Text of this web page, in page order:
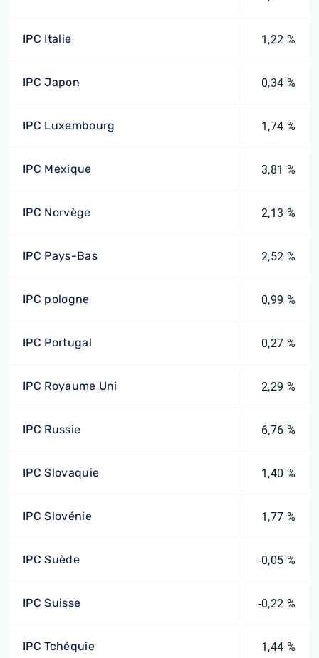
IPC Italie 1,22 %
IPC Japon 0,34 %
IPC Luxembourg 1,74 %
IPC Mexique 3,81 %
IPC Norvège 2,13 %
IPC Pays-Bas 2,52 %
IPC pologne 0,99 %
IPC Portugal 0,27 %
IPC Royaume Uni 2,29 %
IPC Russie 6,76 %
IPC Slovaquie 1,40 %
IPC Slovénie 1,77 %
IPC Suède -0,05 %
IPC Suisse -0,22 %
IPC Tchéquie 1,44 %